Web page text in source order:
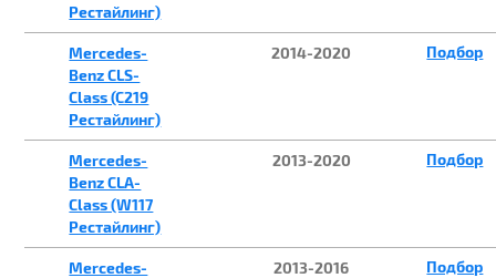
Рестайлинг)
Mercedes-
Benz CLS-
Class (C219
Рестайлинг)
2014-2020 Подбор
Mercedes-
Benz CLA-
Class (W117
Рестайлинг)
2013-2020 Подбор
Mercedes-
2013-2016 Подбор